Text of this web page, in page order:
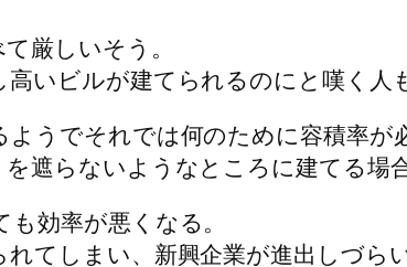
厳しいそう。
いビルが建てられるのにと嘆く人
うでそれでは何のために容積率が
遮らないようなところに建てる場
効率が悪くなる。
てしまい、新興企業が進出しづら